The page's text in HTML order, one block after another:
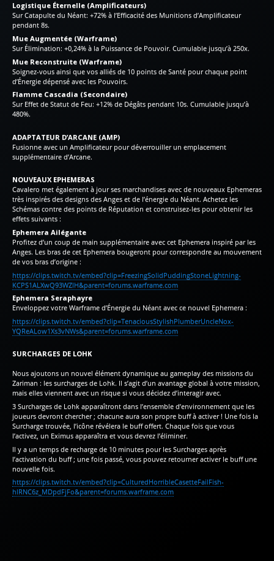
Logistique Éternelle (Amplificateurs)
Sur Catapulte du Néant: +72% à l’Efficacité des Munitions d’Amplificateur
pendant 8s.
Mue Augmentée (Warframe)
Sur Élimination: +0,24% à la Puissance de Pouvoir. Cumulable jusqu’à 250x.
Mue Reconstruite (Warframe)
Soignez-vous ainsi que vos alliés de 10 points de Santé pour chaque point
d’Énergie dépensé avec les Pouvoirs.
Flamme Cascadia (Secondaire)
Sur Effet de Statut de Feu: +12% de Dégâts pendant 10s. Cumulable jusqu’à
480%.
ADAPTATEUR D’ARCANE (AMP)
Fusionne avec un Amplificateur pour déverrouiller un emplacement
supplémentaire d’Arcane.
NOUVEAUX EPHEMERAS
Cavalero met également à jour ses marchandises avec de nouveaux Ephemeras
très inspirés des designs des Anges et de l’énergie du Néant. Achetez les
Schémas contre des points de Réputation et construisez-les pour obtenir les
effets suivants :
Ephemera Ailégante
Profitez d’un coup de main supplémentaire avec cet Ephemera inspiré par les
Anges. Les bras de cet Ephemera bougeront pour correspondre au mouvement
de vos bras d’origine :
https://clips.twitch.tv/embed?clip=FreezingSolidPuddingStoneLightning-
KCPS1ALXwQ93WZIH&parent=forums.warframe.com
Ephemera Seraphayre
Enveloppez votre Warframe d’Énergie du Néant avec ce nouvel Ephemera :
https://clips.twitch.tv/embed?clip=TenaciousStylishPlumberUncleNox-
YQReALow1Xs3vNWs&parent=forums.warframe.com
SURCHARGES DE LOHK
Nous ajoutons un nouvel élément dynamique au gameplay des missions du
Zariman : les surcharges de Lohk. Il s’agit d’un avantage global à votre mission,
mais elles viennent avec un risque si vous décidez d’interagir avec.
3 Surcharges de Lohk apparaîtront dans l’ensemble d’environnement que les
joueurs devront chercher ; chacune aura son propre buff à activer ! Une fois la
Surcharge trouvée, l’icône révélera le buff offert. Chaque fois que vous
l’activez, un Eximus apparaîtra et vous devrez l’éliminer.
Il y a un temps de recharge de 10 minutes pour les Surcharges après
l’activation du buff ; une fois passé, vous pouvez retourner activer le buff une
nouvelle fois.
https://clips.twitch.tv/embed?clip=CulturedHorribleCasetteFailFish-
hlRNC6z_MDpdFjFo&parent=forums.warframe.com